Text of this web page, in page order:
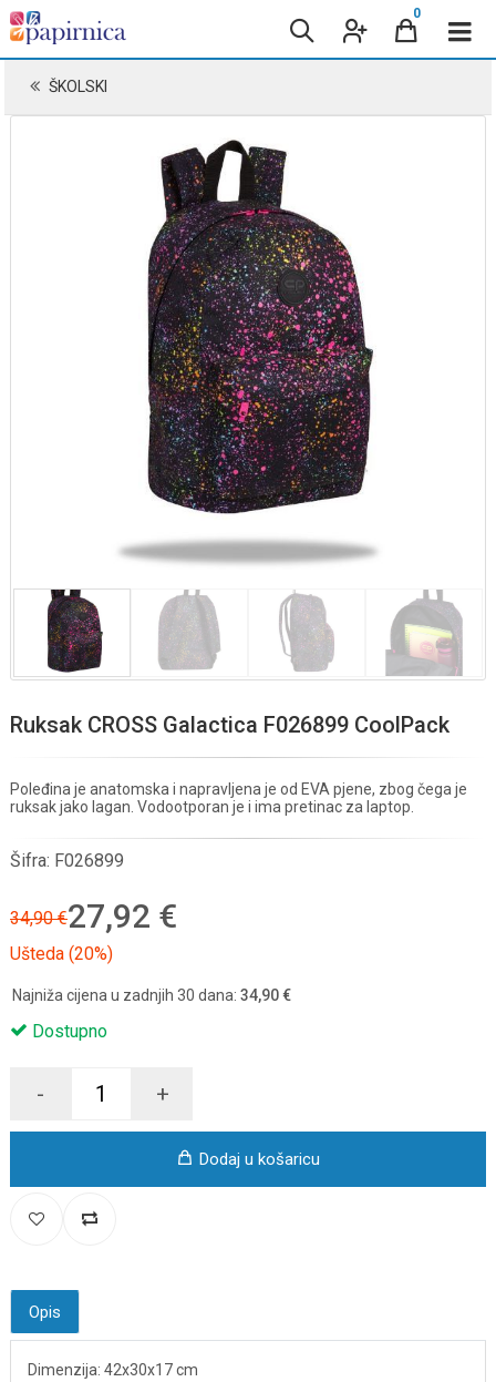
0
ŠKOLSKI
Ruksak CROSS Galactica F026899 CoolPack
Poleđina je anatomska i napravljena je od EVA pjene, zbog čega je
ruksak jako lagan. Vodootporan je i ima pretinac za laptop.
Šifra: F026899
34,90 €27,92 €
Ušteda (20%)
Najniža cijena u zadnjih 30 dana: 34,90 €
Dostupno
- +
Dodaj u košaricu
Opis
Dimenzija: 42x30x17 cm